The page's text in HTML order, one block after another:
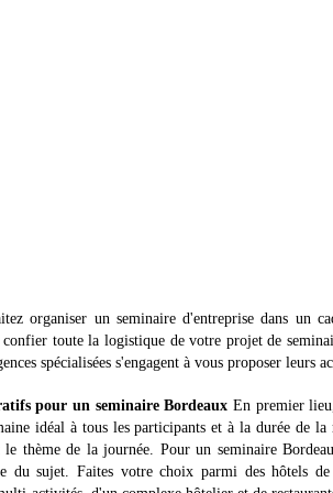
organiser un seminaire d'entreprise dans un
confier toute la logistique de votre projet de
spécialisées s'engagent à vous proposer leurs
pour un seminaire Bordeaux En premier
idéal à tous les participants et à la durée de
thème de la journée. Pour un seminaire
du sujet. Faites votre choix parmi des hôtels